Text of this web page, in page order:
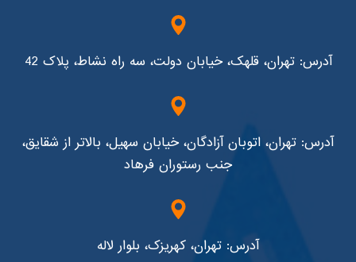
آدرس: تهران، قلهک، خیابان دولت، سه راه نشاط، پلاک 42
آدرس: تهران، اتوبان آزادگان، خیابان سهیل، بالاتر از شقایق،
جنب رستوران فرهاد
آدرس: تهران، کهریزک، بلوار لاله